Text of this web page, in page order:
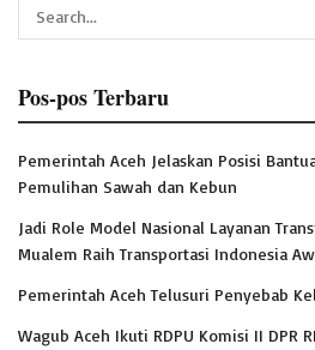
Pos-pos Terbaru
Pemerintah Aceh Jelaskan Posisi
Pemulihan Sawah dan Kebun
Jadi Role Model Nasional Layanan
Mualem Raih Transportasi Indonesia
Pemerintah Aceh Telusuri Penyebab
Wagub Aceh Ikuti RDPU Komisi II DPR